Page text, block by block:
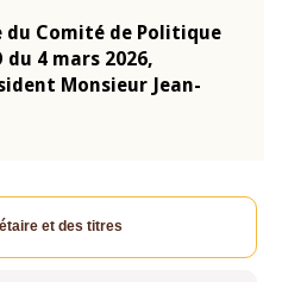
Comité de Politique
du 4 mars 2026,
Monsieur Jean-
et des titres